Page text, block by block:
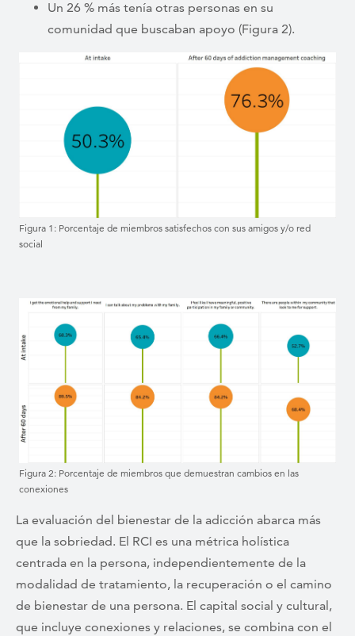
Un 26 % más tenía otras personas en su
comunidad que buscaban apoyo (Figura 2).
Figura 1: Porcentaje de miembros satisfechos con sus amigos y/o red
social
Figura 2: Porcentaje de miembros que demuestran cambios en las
conexiones
La evaluación del bienestar de la adicción abarca más
que la sobriedad. El RCI es una métrica holística
centrada en la persona, independientemente de la
modalidad de tratamiento, la recuperación o el camino
de bienestar de una persona. El capital social y cultural,
que incluye conexiones y relaciones, se combina con el